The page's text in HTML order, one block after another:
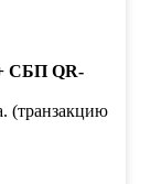
СБП QR-
(транзакцию